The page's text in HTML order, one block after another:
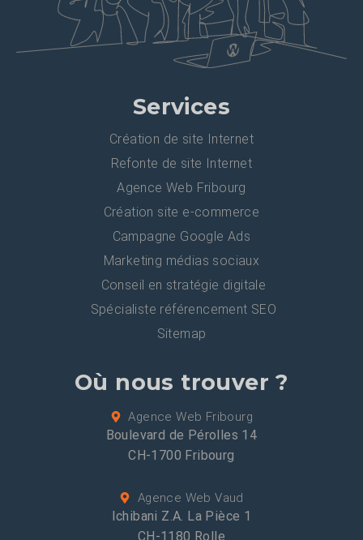
Services
Création de site Internet
Refonte de site Internet
Agence Web Fribourg
Création site e-commerce
Campagne Google Ads
Marketing médias sociaux
Conseil en stratégie digitale
Spécialiste référencement SEO
Sitemap
Où nous trouver ?
Agence Web Fribourg
Boulevard de Pérolles 14
CH-1700 Fribourg
Agence Web Vaud
Ichibani Z.A. La Pièce 1
CH-1180 Rolle